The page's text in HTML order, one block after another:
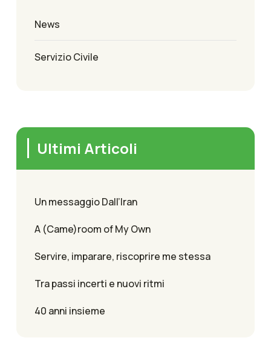
News
Servizio Civile
Ultimi Articoli
Un messaggio Dall’Iran
A (Came)room of My Own
Servire, imparare, riscoprire me stessa
Tra passi incerti e nuovi ritmi
40 anni insieme